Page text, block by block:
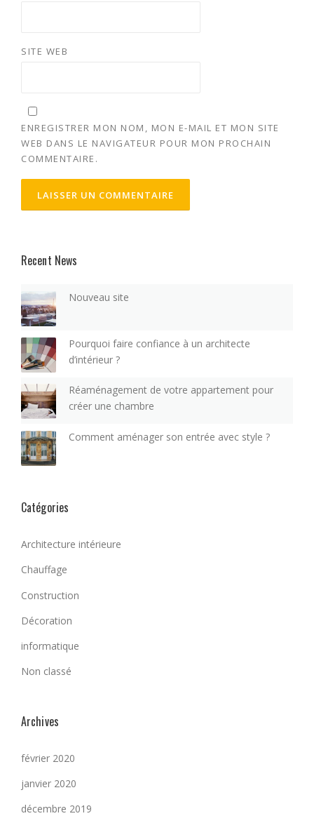
SITE WEB
ENREGISTRER MON NOM, MON E-MAIL ET MON SITE
WEB DANS LE NAVIGATEUR POUR MON PROCHAIN
COMMENTAIRE.
Recent News
Nouveau site
Pourquoi faire confiance à un architecte
d’intérieur ?
Réaménagement de votre appartement pour
créer une chambre
Comment aménager son entrée avec style ?
Catégories
Architecture intérieure
Chauffage
Construction
Décoration
informatique
Non classé
Archives
février 2020
janvier 2020
décembre 2019